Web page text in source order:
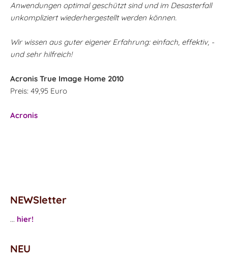
Anwendungen optimal geschützt sind und im Desasterfall
unkompliziert wiederhergestellt werden können.
Wir wissen aus guter eigener Erfahrung: einfach, effektiv, -
und sehr hilfreich!
Acronis True Image Home 2010
Preis: 49,95 Euro
Acronis
NEWSletter
... hier!
NEU